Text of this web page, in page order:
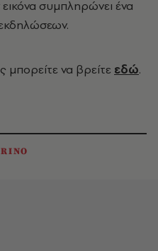
συμπληρώνει ένα
να βρείτε εδώ.